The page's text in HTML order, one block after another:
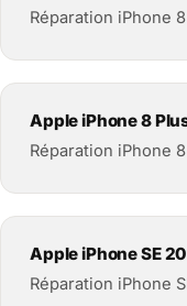
Réparation iPhone
Apple iPhone 8
Réparation iPhone
Apple iPhone SE
Réparation iPhone